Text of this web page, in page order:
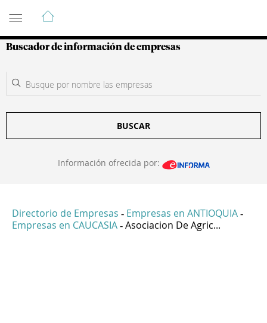
Guía de Empresas Colombianas
Buscador de información de empresas
BUSCAR
Información ofrecida por:
Directorio de Empresas - Empresas en ANTIOQUIA -
Empresas en CAUCASIA - Asociacion De Agric...